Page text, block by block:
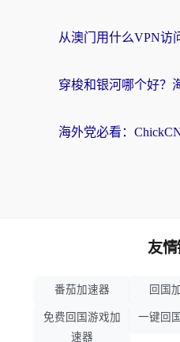
友情
番茄加速器 回国
免费回国游戏加
速器
一键回